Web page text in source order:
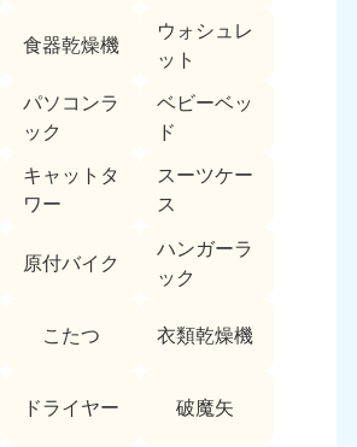
食器乾燥機
ウォシュレ
ット
パソコンラ
ック
ベビーベッ
ド
キャットタ
ワー
スーツケー
ス
原付バイク
ハンガーラ
ック
こたつ 衣類乾燥機
ドライヤー 破魔矢